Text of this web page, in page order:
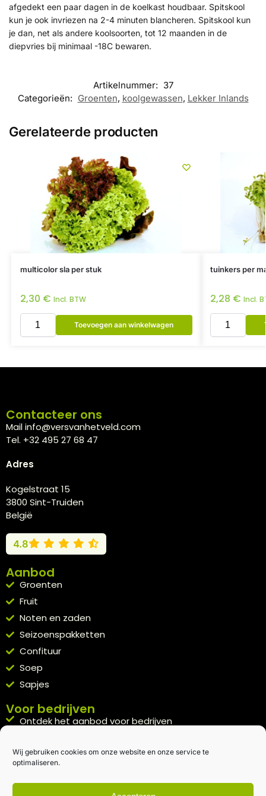
Wij gebruiken cookies om onze website en onze service te
optimaliseren.
afgedekt een paar dagen in de koelkast houdbaar. Spitskool
kun je ook invriezen na 2-4 minuten blancheren. Spitskool kun
je dan, net als andere koolsoorten, tot 12 maanden in de
diepvries bij minimaal -18C bewaren.
Artikelnummer: 37
Categorieën: Groenten, koolgewassen, Lekker Inlands
Gerelateerde producten
multicolor sla per stuk
2,30 € Incl. BTW
Toevoegen aan winkelwagen
tuinkers per
2,28 € Incl.
Contacteer ons
Mail info@versvanhetveld.com
Tel. +32 495 27 68 47
Adres
Kogelstraat 15
3800 Sint-Truiden
België
4.8
Aanbod
Groenten
Fruit
Noten en zaden
Seizoenspakketten
Confituur
Soep
Sapjes
Voor bedrijven
Ontdek het aanbod voor bedrijven
Kennismakingspakket aanvragen
Blijft op de hoogte
Rechtstreeks van het veld naar je inbox.